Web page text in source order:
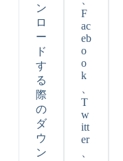
ン
ロ
ー
ド
す
る
際
の
ダ
ウ
ン
F
ac
eb
o
o
k
T
w
itt
er